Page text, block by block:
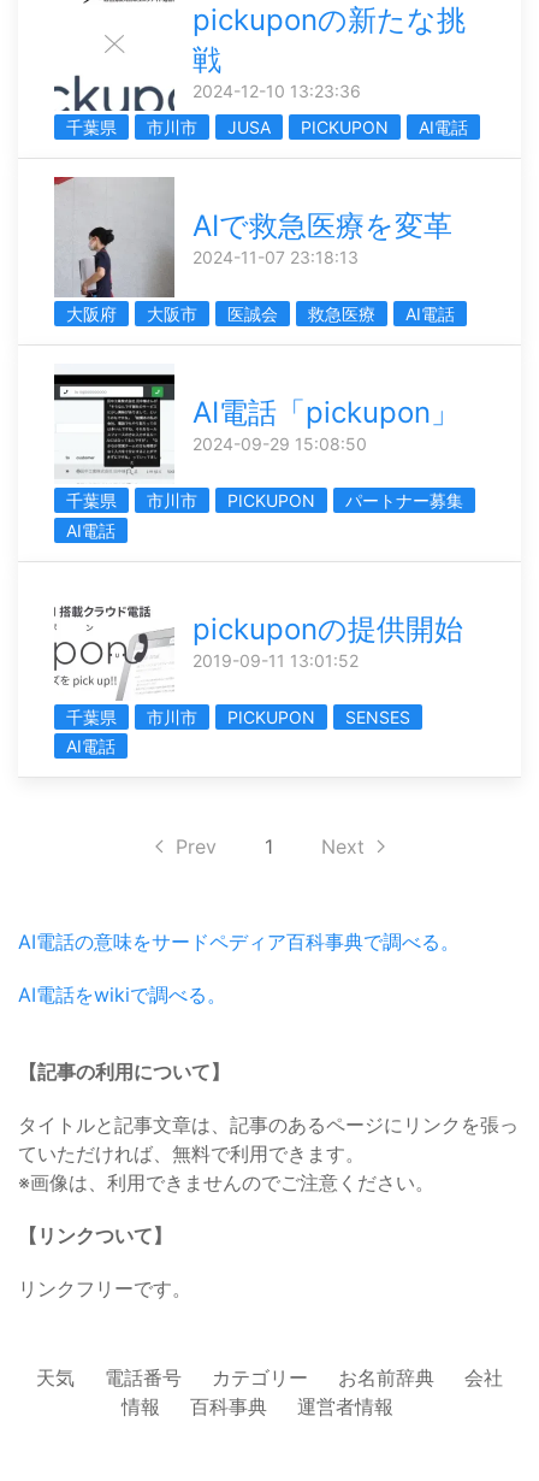
pickuponの新たな挑
戦
2024-12-10 13:23:36
千葉県
市川市 JUSA PICKUPON AI電話
AIで救急医療を変革
2024-11-07 23:18:13
大阪府 大阪市 医誠会 救急医療 AI電話
AI電話「pickupon」
2024-09-29 15:08:50
千葉県 市川市 PICKUPON
パートナー募集
AI電話
pickuponの提供開始
2019-09-11 13:01:52
千葉県 市川市 PICKUPON
SENSES
AI電話
Prev 1 Next
AI電話の意味をサードペディア百科事典で調べる。
AI電話をwikiで調べる。
【記事の利用について】
タイトルと記事文章は、記事のあるページにリンクを張っ
ていただければ、無料で利用できます。
※画像は、利用できませんのでご注意ください。
【リンクついて】
リンクフリーです。
天気 電話番号 カテゴリー お名前辞典
会社
情報
百科事典 運営者情報